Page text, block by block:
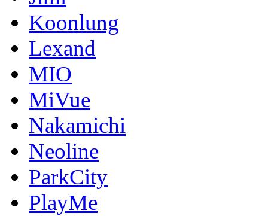
Koonlung
Lexand
MIO
MiVue
Nakamichi
Neoline
ParkCity
PlayMe